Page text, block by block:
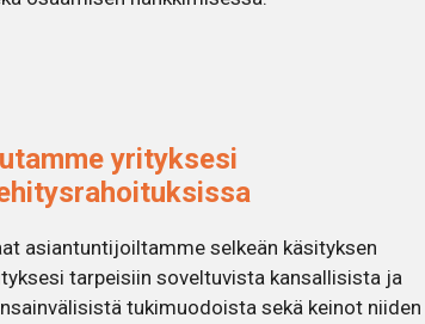
yrityksesi
asiantuntijoiltamme selkeän käsityksen
tarpeisiin soveltuvista kansallisista ja
tukimuodoista sekä keinot niiden